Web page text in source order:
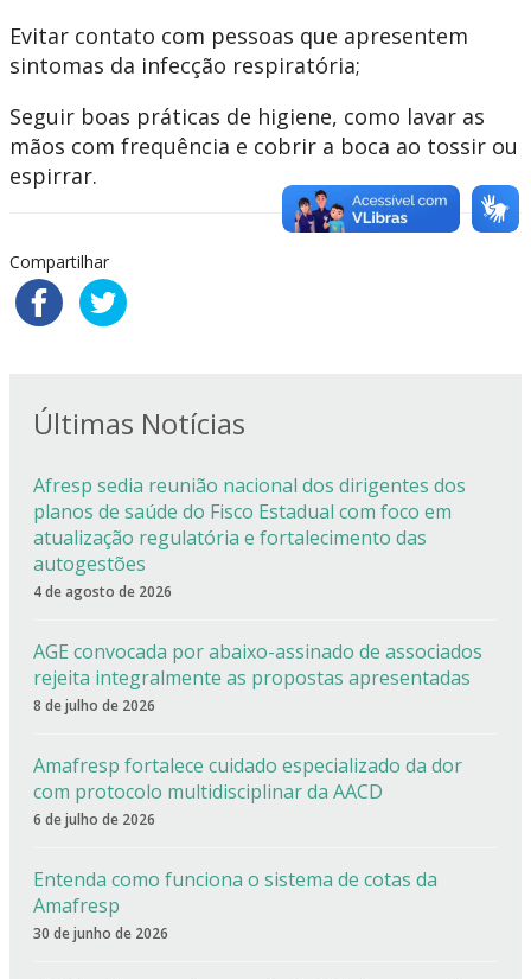
Evitar contato com pessoas que apresentem
sintomas da infecção respiratória;
Seguir boas práticas de higiene, como lavar as
mãos com frequência e cobrir a boca ao tossir ou
espirrar.
Compartilhar
Últimas Notícias
Afresp sedia reunião nacional dos dirigentes dos
planos de saúde do Fisco Estadual com foco em
atualização regulatória e fortalecimento das
autogestões
4 de agosto de 2026
AGE convocada por abaixo-assinado de associados
rejeita integralmente as propostas apresentadas
8 de julho de 2026
Amafresp fortalece cuidado especializado da dor
com protocolo multidisciplinar da AACD
6 de julho de 2026
Entenda como funciona o sistema de cotas da
Amafresp
30 de junho de 2026